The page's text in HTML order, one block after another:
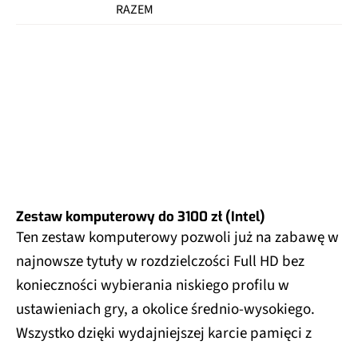
RAZEM
Zestaw komputerowy do 3100 zł (Intel)
Ten zestaw komputerowy pozwoli już na zabawę w
najnowsze tytuły w rozdzielczości Full HD bez
konieczności wybierania niskiego profilu w
ustawieniach gry, a okolice średnio-wysokiego.
Wszystko dzięki wydajniejszej karcie pamięci z